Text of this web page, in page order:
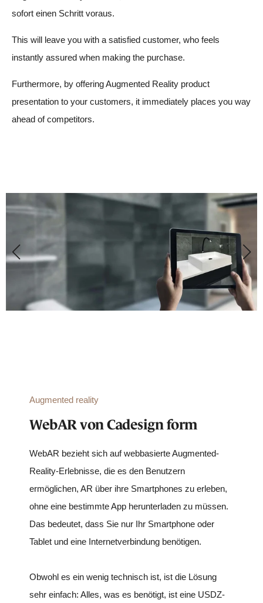
sofort einen Schritt voraus.
This will leave you with a satisfied customer, who feels
instantly assured when making the purchase.
Furthermore, by offering Augmented Reality product
presentation to your customers, it immediately places you way
ahead of competitors.
Augmented reality
WebAR von Cadesign form
WebAR bezieht sich auf webbasierte Augmented-
Reality-Erlebnisse, die es den Benutzern
ermöglichen, AR über ihre Smartphones zu erleben,
ohne eine bestimmte App herunterladen zu müssen.
Das bedeutet, dass Sie nur Ihr Smartphone oder
Tablet und eine Internetverbindung benötigen.
Obwohl es ein wenig technisch ist, ist die Lösung
sehr einfach: Alles, was es benötigt, ist eine USDZ-